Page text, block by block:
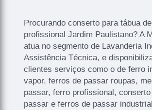
Procurando conserto para tábua
profissional Jardim Paulistano? A
atua no segmento de Lavanderia
Assistência Técnica, e
clientes serviços como o de ferro
vapor, ferros de passar roupas,
passar, ferro profissional,
passar e ferros de passar